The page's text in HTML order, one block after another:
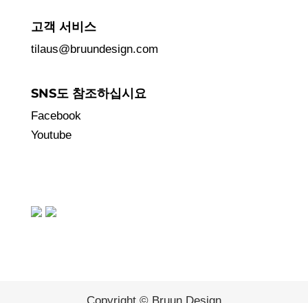
고객 서비스
tilaus@bruundesign.com
SNS도 참조하십시요
Facebook
Youtube